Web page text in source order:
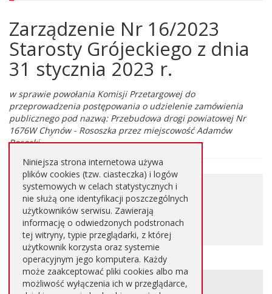
Główna
treść
strony
Zarządzenie Nr 16/2023
Starosty Grójeckiego z dnia
31 stycznia 2023 r.
w sprawie powołania Komisji Przetargowej do
przeprowadzenia postępowania o udzielenie zamówienia
publicznego pod nazwą: Przebudowa drogi powiatowej Nr
1676W Chynów - Rososzka przez miejscowość Adamów
Rososki
0,101
MB
PDF
Pobierz plik
Informacje
METRYKA STRONY
Niniejsza strona internetowa używa
plików cookies (tzw. ciasteczka) i logów
systemowych w celach statystycznych i
nie służą one identyfikacji poszczególnych
użytkowników serwisu. Zawierają
informację o odwiedzonych podstronach
tej witryny, typie przeglądarki, z której
użytkownik korzysta oraz systemie
operacyjnym jego komputera. Każdy
może zaakceptować pliki cookies albo ma
możliwość wyłączenia ich w przeglądarce,